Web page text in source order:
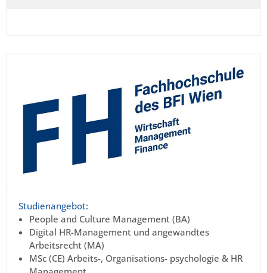
Studienangebot:
People and Culture Management (BA)
Digital HR-Management und angewandtes
Arbeitsrecht (MA)
MSc (CE) Arbeits-, Organisations- psychologie & HR